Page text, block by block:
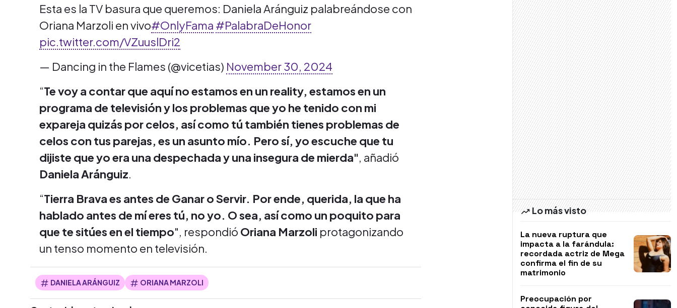
Esta es la TV basura que queremos: Daniela Aránguiz palabreándose con
Oriana Marzoli en vivo#OnlyFama #PalabraDeHonor
pic.twitter.com/VZuuslDri2
— Dancing in the Flames (@vicetias) November 30, 2024
“Te voy a contar que aquí no estamos en un reality, estamos en un
programa de televisión y los problemas que yo he tenido con mi
expareja quizás por celos, así como tú también tienes problemas de
celos con tus parejas, es un asunto mío. Pero sí, yo escuche que tu
dijiste que yo era una despechada y una insegura de mierda", añadió
Daniela Aránguiz.
“Tierra Brava es antes de Ganar o Servir. Por ende, querida, la que ha
hablado antes de mí eres tú, no yo. O sea, así como un poquito para
que te sitúes en el tiempo", respondió Oriana Marzoli protagonizando
un tenso momento en televisión.
DANIELA ARÁNGUIZ ORIANA MARZOLI
Lo más visto
La nueva ruptura que
impacta a la farándula:
recordada actriz de Mega
confirma el fin de su
matrimonio
Preocupación por